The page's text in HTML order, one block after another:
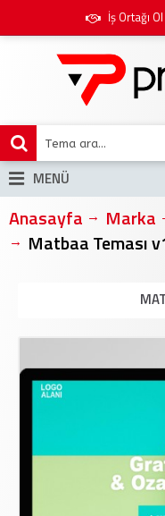
İş Ortağı Ol
MENÜ
Anasayfa Marka
Matbaa Teması